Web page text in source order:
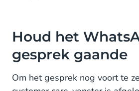
Houd het
gesprek gaande
Om het gesprek nog voort te